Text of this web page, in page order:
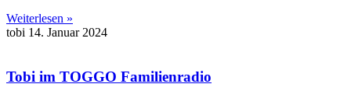
Weiterlesen »
tobi 14. Januar 2024
Tobi im TOGGO Familienradio